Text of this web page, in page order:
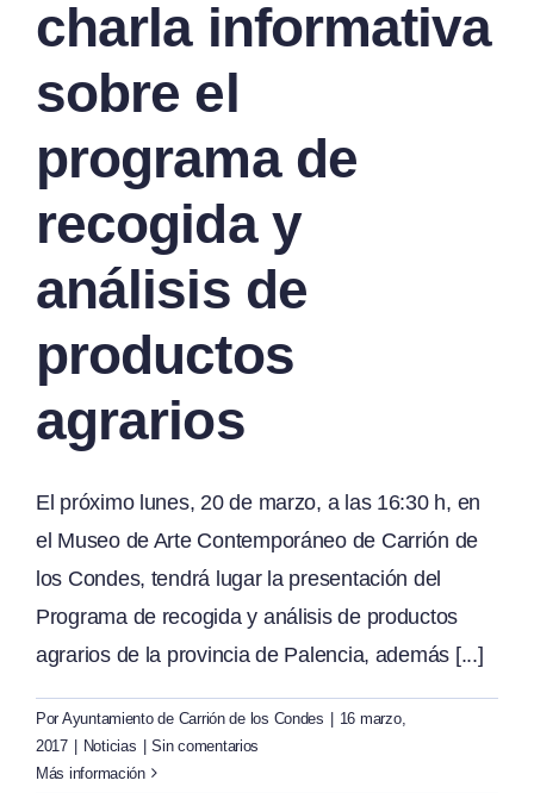
charla informativa
sobre el
programa de
recogida y
análisis de
productos
agrarios
El próximo lunes, 20 de marzo, a las 16:30 h, en
el Museo de Arte Contemporáneo de Carrión de
los Condes, tendrá lugar la presentación del
Programa de recogida y análisis de productos
agrarios de la provincia de Palencia, además [...]
Por Ayuntamiento de Carrión de los Condes
16 marzo,
2017
Noticias
Sin comentarios
Más información